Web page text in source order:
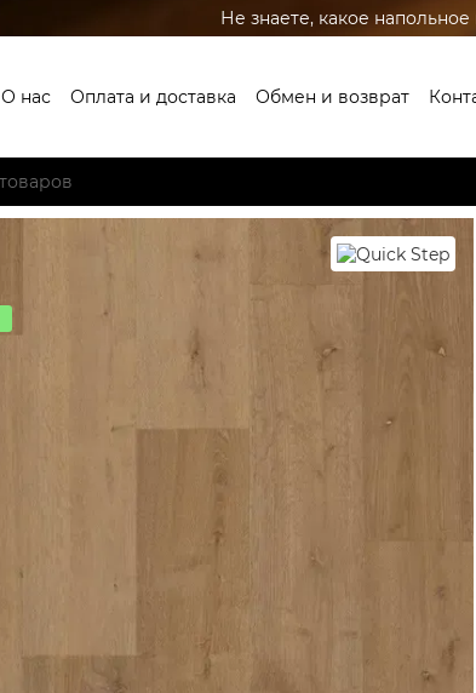
Не знаете, какое
О нас Оплата и доставка Обмен и возврат